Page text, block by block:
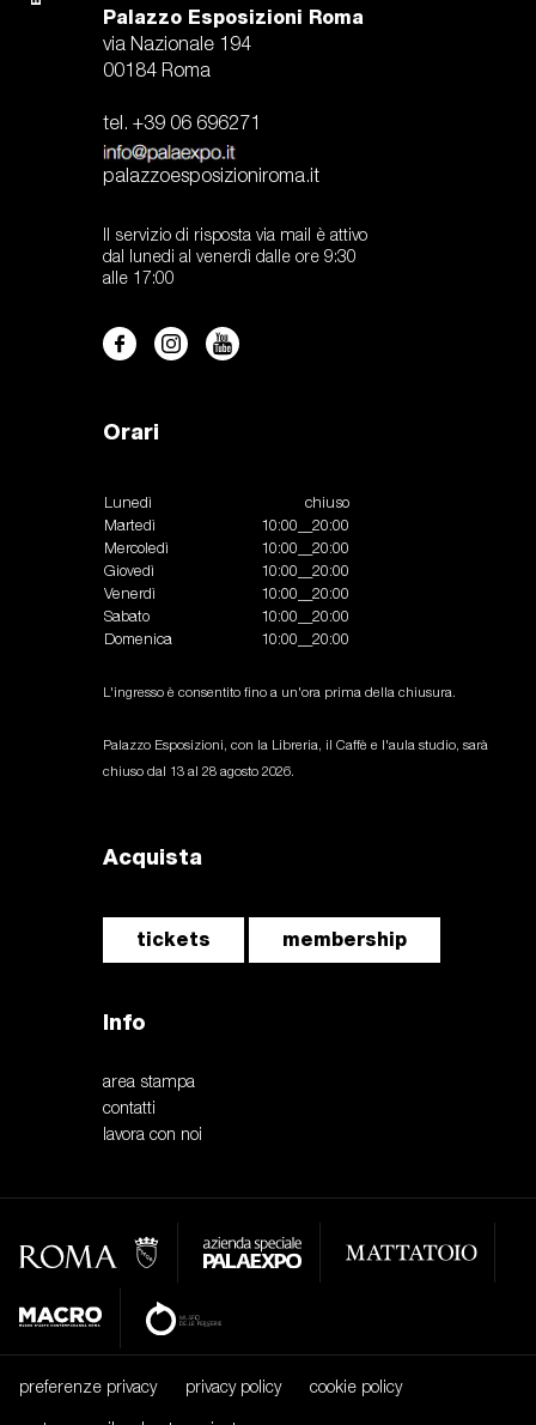
Palazzo Esposizioni Roma
via Nazionale 194
00184 Roma
tel. +39 06 696271
palazzoesposizioniroma.it
Il servizio di risposta via mail è attivo
dal lunedi al venerdì dalle ore 9:30
alle 17:00
Orari
Lunedì
chiuso
Martedì
10:00__20:00
Mercoledì
10:00__20:00
Giovedì
10:00__20:00
Venerdì
10:00__20:00
Sabato
10:00__20:00
Domenica
10:00__20:00
L'ingresso è consentito fino a un'ora prima della chiusura.
Palazzo Esposizioni, con la Libreria, il Caffè e l'aula studio, sarà
chiuso dal 13 al 28 agosto 2026.
Acquista
tickets membership
Info
area stampa
contatti
lavora con noi
preferenze privacy privacy policy cookie policy